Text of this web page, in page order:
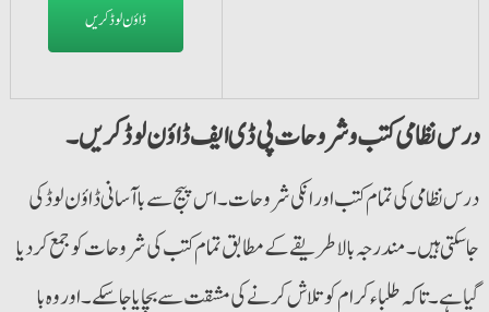
ڈاؤن لوڈ کریں
درس نظامی کتب و شروحات پی ڈی ایف ڈاؤن لوڈ کریں۔
درس نظامی کی تمام کتب اور انکی شروحات ۔اس پیج سے باآسانی ڈاؤن لوڈ کی
جاسکتی ہیں۔ مندرجہ بالا طریقے کے مطابق تمام کتب کی شروحات کو جمع کردیا
گیا ہے۔ تاکہ طلباء کرام کو تلاش کرنے کی مشقت سے بچایا جاسکے۔ اور وہ با